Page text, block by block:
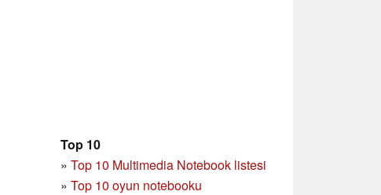
Top 10
» Top 10 Multimedia Notebook listesi
» Top 10 oyun notebooku